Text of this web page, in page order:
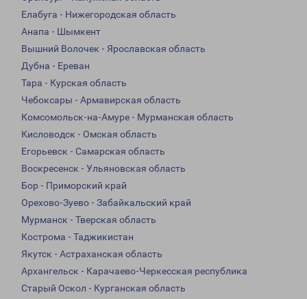
Елабуга - Нижегородская область
Анапа - Шымкент
Вышний Волочек - Ярославская область
Дубна - Ереван
Тара - Курская область
Чебоксары - Армавирская область
Комсомольск-на-Амуре - Мурманская область
Кисловодск - Омская область
Егорьевск - Самарская область
Воскресенск - Ульяновская область
Бор - Приморский край
Орехово-Зуево - Забайкальский край
Мурманск - Тверская область
Кострома - Таджикистан
Якутск - Астраханская область
Архангельск - Карачаево-Черкесская республика
Старый Оскол - Курганская область